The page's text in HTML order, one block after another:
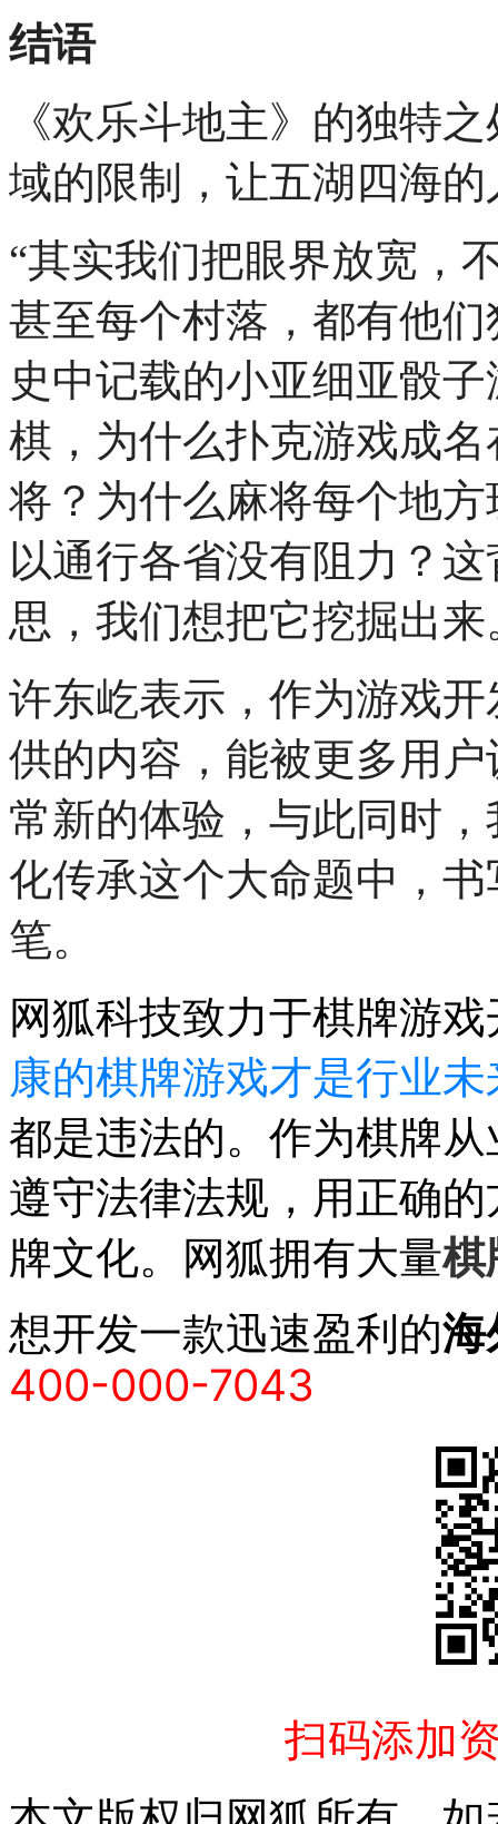
结语
《欢乐斗地主》的独特
域的限制，让五湖四海
“其实我们把眼界放宽，
甚至每个村落，都有他
史中记载的小亚细亚骰
棋，为什么扑克游戏成
将？为什么麻将每个地
以通行各省没有阻力？
思，我们想把它挖掘出来
许东屹表示，作为游戏
供的内容，能被更多用
常新的体验，与此同时
化传承这个大命题中，
笔。
网狐科技致力于棋牌游
康的棋牌游戏才是行业未
都是违法的。作为棋牌
遵守法律法规，用正确
牌文化。网狐拥有大量棋
想开发一款迅速盈利的海
400-000-7043
扫码添加